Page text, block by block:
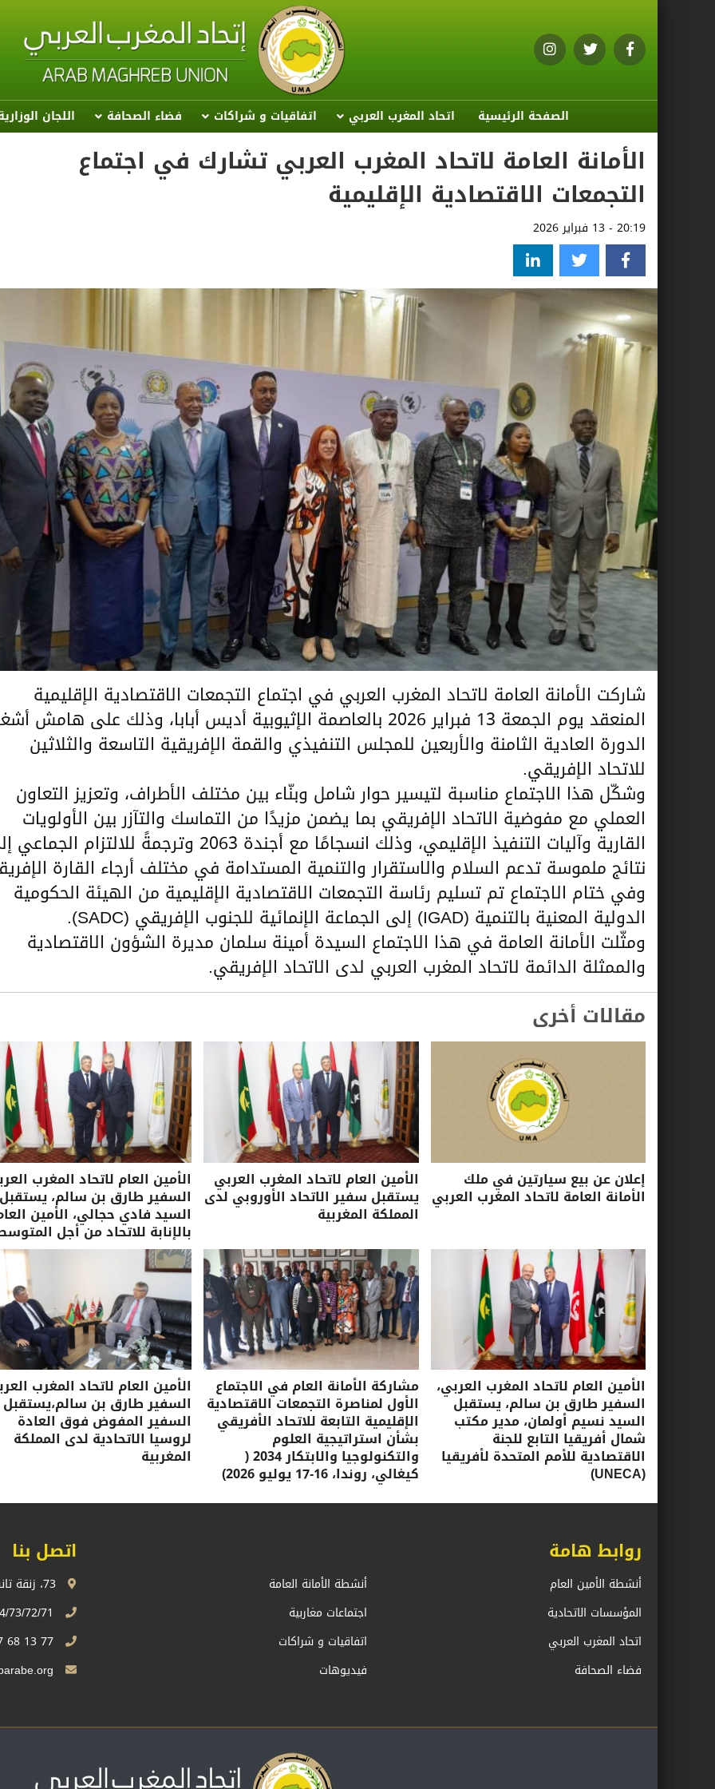
الصفحة الرئيسية اتحاد المغرب العربي اتفاقيات و شراكات فضاء الصحافة اللجان
الأمانة العامة لاتحاد المغرب العربي تشارك في اجتماع
التجمعات الاقتصادية الإقليمية
20:19 - 13 فبراير 2026
شاركت الأمانة العامة لاتحاد المغرب العربي في اجتماع التجمعات الاقتصادية الإقليمية
المنعقد يوم الجمعة 13 فبراير 2026 بالعاصمة الإثيوبية أديس أبابا، وذلك على هامش
الدورة العادية الثامنة والأربعين للمجلس التنفيذي والقمة الإفريقية التاسعة والثلاثين
للاتحاد الإفريقي.
وشكّل هذا الاجتماع مناسبة لتيسير حوار شامل وبنّاء بين مختلف الأطراف، وتعزيز التعاون
العملي مع مفوضية الاتحاد الإفريقي بما يضمن مزيدًا من التماسك والتآزر بين الأولويات
القارية وآليات التنفيذ الإقليمي، وذلك انسجامًا مع أجندة 2063 وترجمةً للالتزام
نتائج ملموسة تدعم السلام والاستقرار والتنمية المستدامة في مختلف أرجاء القارة
وفي ختام الاجتماع تم تسليم رئاسة التجمعات الاقتصادية الإقليمية من الهيئة الحكومية
الدولية المعنية بالتنمية (IGAD) إلى الجماعة الإنمائية للجنوب الإفريقي (SADC).
ومثّلت الأمانة العامة في هذا الاجتماع السيدة أمينة سلمان مديرة الشؤون الاقتصادية
والممثلة الدائمة لاتحاد المغرب العربي لدى الاتحاد الإفريقي.
مقالات أخرى
إعلان عن بيع سيارتين في ملك
الأمانة العامة لاتحاد المغرب العربي
الأمين العام لاتحاد المغرب العربي
يستقبل سفير الاتحاد الأوروبي لدى
المملكة المغربية
الأمين العام لاتحاد المغرب
السفير طارق بن سالم، يستقبل
السيد فادي حجالي، الأمين
بالإنابة للاتحاد من أجل
الأمين العام لاتحاد المغرب العربي،
السفير طارق بن سالم، يستقبل
السيد نسيم أولمان، مدير مكتب
شمال أفريقيا التابع للجنة
الاقتصادية للأمم المتحدة لأفريقيا
(UNECA)
مشاركة الأمانة العام في الاجتماع
الأول لمناصرة التجمعات الاقتصادية
الإقليمية التابعة للاتحاد الأفريقي
بشأن استراتيجية العلوم
والتكنولوجيا والابتكار 2034 (
كيغالي، روندا، 16-17 يوليو 2026)
الأمين العام لاتحاد المغرب
السفير طارق بن سالم،يستقبل
السفير المفوض فوق العادة
لروسيا الاتحادية لدى المملكة
المغربية
روابط هامة
أنشطة الأمين العام
أنشطة الأمانة العامة
المؤسسات الاتحادية
اجتماعات مغاربية
اتحاد المغرب العربي
اتفاقيات و شراكات
فضاء الصحافة
فيديوهات
اتصل بنا